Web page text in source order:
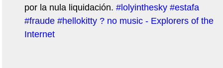
por la nula liquidación. #lolyinthesky #estafa
#fraude #hellokitty ? no music - Explorers of the
Internet